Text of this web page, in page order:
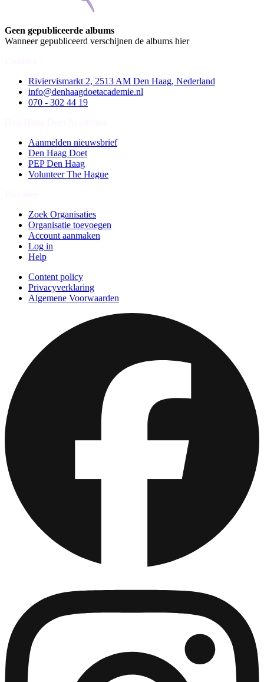
Geen gepubliceerde albums
Wanneer gepubliceerd verschijnen de albums hier
Riviervismarkt 2, 2513 AM Den Haag, Nederland
info@denhaagdoetacademie.nl
070 - 302 44 19
Aanmelden nieuwsbrief
Den Haag Doet
PEP Den Haag
Volunteer The Hague
Zoek Organisaties
Organisatie toevoegen
Account aanmaken
Log in
Help
Content policy
Privacyverklaring
Algemene Voorwaarden